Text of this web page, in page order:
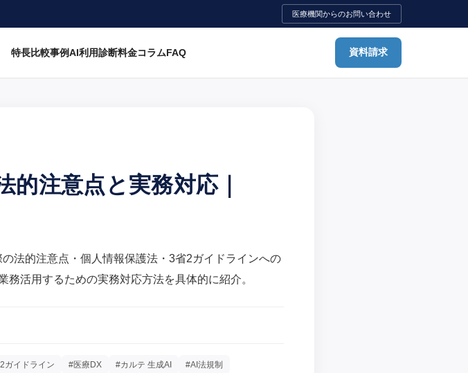
医療機関からのお問い合わせ
特長比較事例AI利用診断料金コラムFAQ 資料請求
注意点と実務対応｜
法的注意点・個人情報保護法・3省2ガイドラインへの
活用するための実務対応方法を具体的に紹介。
ガイドライン #医療DX #カルテ 生成AI #AI法規制